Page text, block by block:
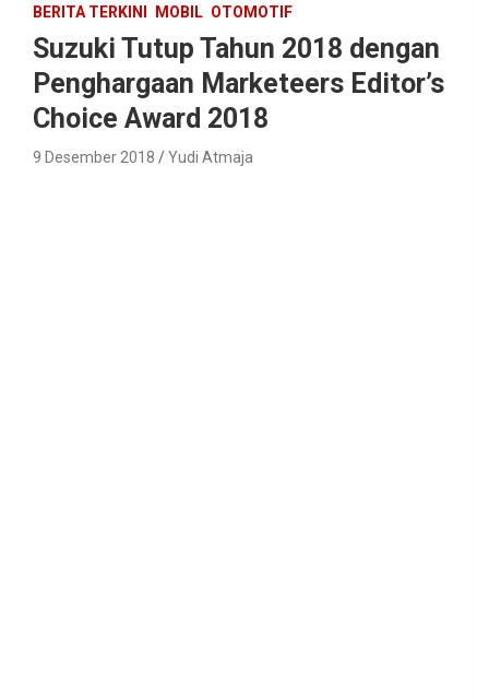
BERITA TERKINI MOBIL OTOMOTIF
Suzuki Tutup Tahun 2018 dengan
Penghargaan Marketeers Editor’s
Choice Award 2018
9 Desember 2018 Yudi Atmaja